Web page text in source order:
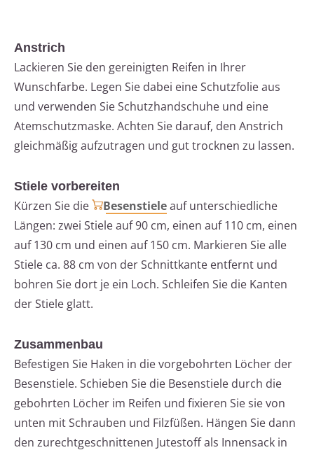
Anstrich
Lackieren Sie den gereinigten Reifen in Ihrer
Wunschfarbe. Legen Sie dabei eine Schutzfolie aus
und verwenden Sie Schutzhandschuhe und eine
Atemschutzmaske. Achten Sie darauf, den Anstrich
gleichmäßig aufzutragen und gut trocknen zu lassen.
Stiele vorbereiten
Kürzen Sie die Besenstieleauf unterschiedliche
Längen: zwei Stiele auf 90 cm, einen auf 110 cm, einen
auf 130 cm und einen auf 150 cm. Markieren Sie alle
Stiele ca. 88 cm von der Schnittkante entfernt und
bohren Sie dort je ein Loch. Schleifen Sie die Kanten
der Stiele glatt.
Zusammenbau
Befestigen Sie Haken in die vorgebohrten Löcher der
Besenstiele. Schieben Sie die Besenstiele durch die
gebohrten Löcher im Reifen und fixieren Sie sie von
unten mit Schrauben und Filzfüßen. Hängen Sie dann
den zurechtgeschnittenen Jutestoff als Innensack in